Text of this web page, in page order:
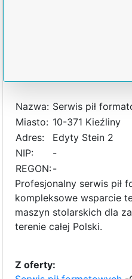
Nazwa: Serwis pił
Miasto: 10-371 Kieźliny
Adres:
Edyty Stein 2
NIP:
-
REGON:-
Profesjonalny serwis pił
kompleksowe wsparcie
maszyn stolarskich dla
terenie całej Polski.
Z oferty: